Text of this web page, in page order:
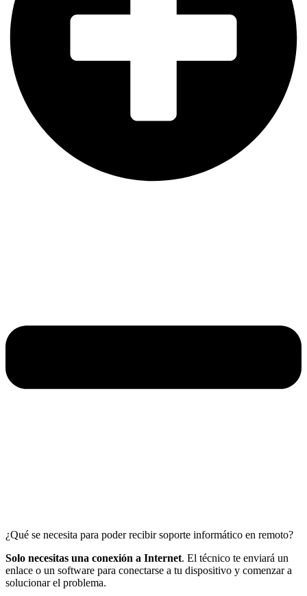
¿Qué se necesita para poder recibir soporte informático en remoto?
Solo necesitas una conexión a Internet. El técnico te enviará un
enlace o un software para conectarse a tu dispositivo y comenzar a
solucionar el problema.